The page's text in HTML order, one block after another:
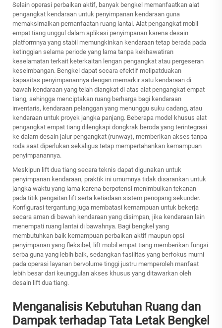
Selain operasi perbaikan aktif, banyak bengkel memanfaatkan alat
pengangkat kendaraan untuk penyimpanan kendaraan guna
memaksimalkan pemanfaatan ruang lantai. Alat pengangkat mobil
empat tiang unggul dalam aplikasi penyimpanan karena desain
platformnya yang stabil memungkinkan kendaraan tetap berada pada
ketinggian selama periode yang lama tanpa kekhawatiran
keselamatan terkait keterkaitan lengan pengangkat atau pergeseran
keseimbangan. Bengkel dapat secara efektif melipatduakan
kapasitas penyimpanannya dengan memarkir satu kendaraan di
bawah kendaraan yang telah diangkat di atas alat pengangkat empat
tiang, sehingga menciptakan ruang berharga bagi kendaraan
inventaris, kendaraan pelanggan yang menunggu suku cadang, atau
kendaraan untuk proyek jangka panjang. Beberapa model khusus alat
pengangkat empat tiang dilengkapi dongkrak beroda yang terintegrasi
ke dalam desain jalur pengangkat (runway), memberikan akses tanpa
roda saat diperlukan sekaligus tetap mempertahankan kemampuan
penyimpanannya.
Meskipun lift dua tiang secara teknis dapat digunakan untuk
penyimpanan kendaraan, praktik ini umumnya tidak disarankan untuk
jangka waktu yang lama karena berpotensi menimbulkan tekanan
pada titik pengaitan lift serta ketiadaan sistem penopang sekunder.
Konfigurasi tergantung juga membatasi kemampuan untuk bekerja
secara aman di bawah kendaraan yang disimpan, jika kendaraan lain
menempati ruang lantai di bawahnya. Bagi bengkel yang
membutuhkan baik kemampuan perbaikan aktif maupun opsi
penyimpanan yang fleksibel, lift mobil empat tiang memberikan fungsi
serba guna yang lebih baik, sedangkan fasilitas yang berfokus murni
pada operasi layanan bervolume tinggi justru memperoleh manfaat
lebih besar dari keunggulan akses khusus yang ditawarkan oleh
desain lift dua tiang.
Menganalisis Kebutuhan Ruang dan
Dampak terhadap Tata Letak Bengkel